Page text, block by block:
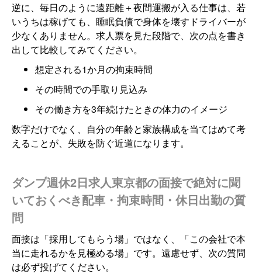
逆に、毎日のように遠距離＋夜間運搬が入る仕事は、若
いうちは稼げても、睡眠負債で身体を壊すドライバーが
少なくありません。求人票を見た段階で、次の点を書き
出して比較してみてください。
想定される1か月の拘束時間
その時間での手取り見込み
その働き方を3年続けたときの体力のイメージ
数字だけでなく、自分の年齢と家族構成を当てはめて考
えることが、失敗を防ぐ近道になります。
ダンプ週休2日求人東京都の面接で絶対に聞
いておくべき配車・拘束時間・休日出勤の質
問
面接は「採用してもらう場」ではなく、「この会社で本
当に走れるかを見極める場」です。遠慮せず、次の質問
は必ず投げてください。